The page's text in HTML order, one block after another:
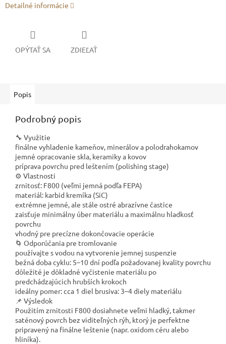
Detailné informácie
OPÝTAŤ SA ZDIEĽAŤ
Popis
Podrobný popis
🔧 Využitie
finálne vyhladenie kameňov, minerálov a polodrahokamov
jemné opracovanie skla, keramiky a kovov
príprava povrchu pred leštením (polishing stage)
⚙️ Vlastnosti
zrnitosť: F800 (veľmi jemná podľa FEPA)
materiál: karbid kremíka (SiC)
extrémne jemné, ale stále ostré abrazívne častice
zaisťuje minimálny úber materiálu a maximálnu hladkosť
povrchu
vhodný pre precízne dokončovacie operácie
🌀 Odporúčania pre tromlovanie
používajte s vodou na vytvorenie jemnej suspenzie
bežná doba cyklu: 5–10 dní podľa požadovanej kvality povrchu
dôležité je dôkladné vyčistenie materiálu po
predchádzajúcich hrubších krokoch
ideálny pomer: cca 1 diel brusiva: 3–4 diely materiálu
📌 Výsledok
Použitím zrnitosti F800 dosiahnete veľmi hladký, takmer
saténový povrch bez viditeľných rýh, ktorý je perfektne
pripravený na finálne leštenie (napr. oxidom céru alebo
hliníka).